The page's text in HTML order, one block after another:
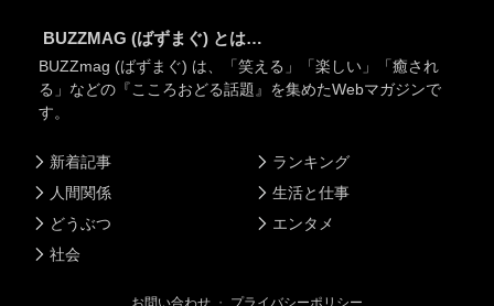
BUZZMAG (ばずまぐ) とは…
BUZZmag (ばずまぐ) は、「笑える」「楽しい」「癒され
る」などの『こころおどる話題』を集めたWebマガジンで
す。
新着記事
人間関係
どうぶつ
社会
ランキング
生活と仕事
エンタメ
お問い合わせ ・ プライバシーポリシー